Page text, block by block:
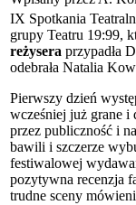
IX Spotkania
grupy Teatru 19:99,
reżysera przypadła
odebrała Natalia
Pierwszy dzień
wcześniej już grane i
przez publiczność i
bawili i szczerze
festiwalowej
pozytywna recenzja
trudne sceny